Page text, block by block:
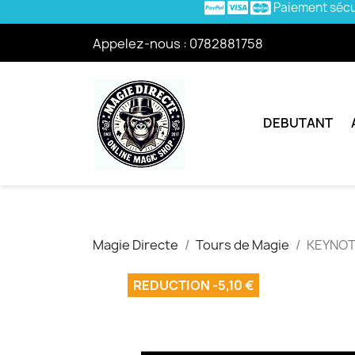
Paiement
Appelez-nous : 0782881758
DEBUTANT
Magie Directe Tours de Magie
REDUCTION -5,10 €